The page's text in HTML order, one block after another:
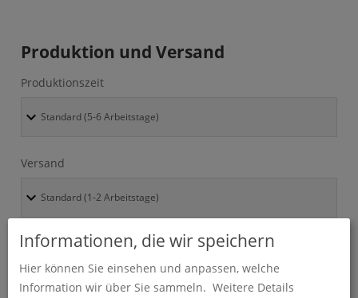
Produktion und Versand
Produktionszeit
Versand
Absenderadresse
Informationen, die wir speichern
Hier können Sie einsehen und anpassen, welche
Information wir über Sie sammeln. Weitere Details